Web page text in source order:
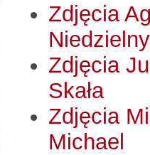
Zdjęcia
Zdjęcia
Skała
Zdjęcia
Michael